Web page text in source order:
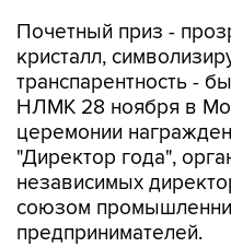
Почетный приз -
кристалл,
транспарентность -
НЛМК 28 ноября в
церемонии
"Директор года",
независимых
союзом
предпринимателей.